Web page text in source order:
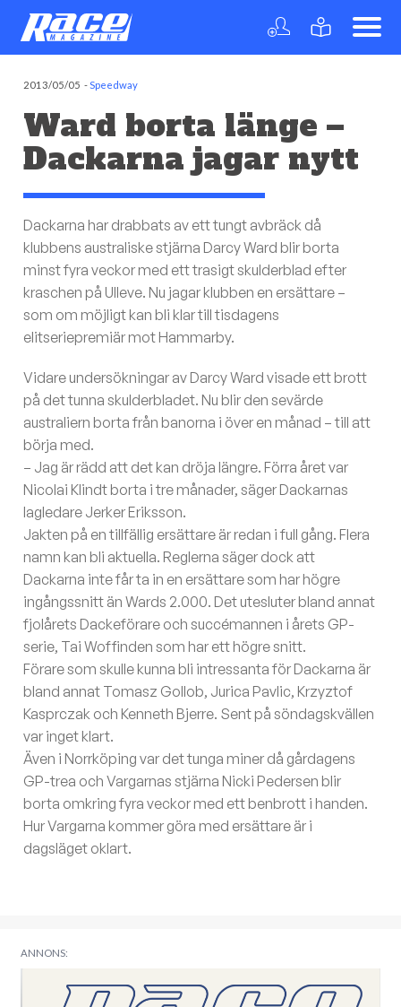
2013/05/05 -Speedway
Ward borta länge –
Dackarna jagar nytt
Dackarna har drabbats av ett tungt avbräck då
klubbens australiske stjärna Darcy Ward blir borta
minst fyra veckor med ett trasigt skulderblad efter
kraschen på Ulleve. Nu jagar klubben en ersättare –
som om möjligt kan bli klar till tisdagens
elitseriepremiär mot Hammarby.
Vidare undersökningar av Darcy Ward visade ett brott
på det tunna skulderbladet. Nu blir den sevärde
australiern borta från banorna i över en månad – till att
börja med.
– Jag är rädd att det kan dröja längre. Förra året var
Nicolai Klindt borta i tre månader, säger Dackarnas
lagledare Jerker Eriksson.
Jakten på en tillfällig ersättare är redan i full gång. Flera
namn kan bli aktuella. Reglerna säger dock att
Dackarna inte får ta in en ersättare som har högre
ingångssnitt än Wards 2.000. Det utesluter bland annat
fjolårets Dackeförare och succémannen i årets GP-
serie, Tai Woffinden som har ett högre snitt.
Förare som skulle kunna bli intressanta för Dackarna är
bland annat Tomasz Gollob, Jurica Pavlic, Krzyztof
Kasprczak och Kenneth Bjerre. Sent på söndagskvällen
var inget klart.
Även i Norrköping var det tunga miner då gårdagens
GP-trea och Vargarnas stjärna Nicki Pedersen blir
borta omkring fyra veckor med ett benbrott i handen.
Hur Vargarna kommer göra med ersättare är i
dagsläget oklart.
ANNONS: